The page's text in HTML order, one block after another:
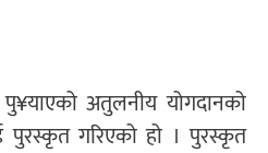
पु¥याएको अतुलनीय योगदानको
पुरस्कृत गरिएको हो । पुरस्कृत